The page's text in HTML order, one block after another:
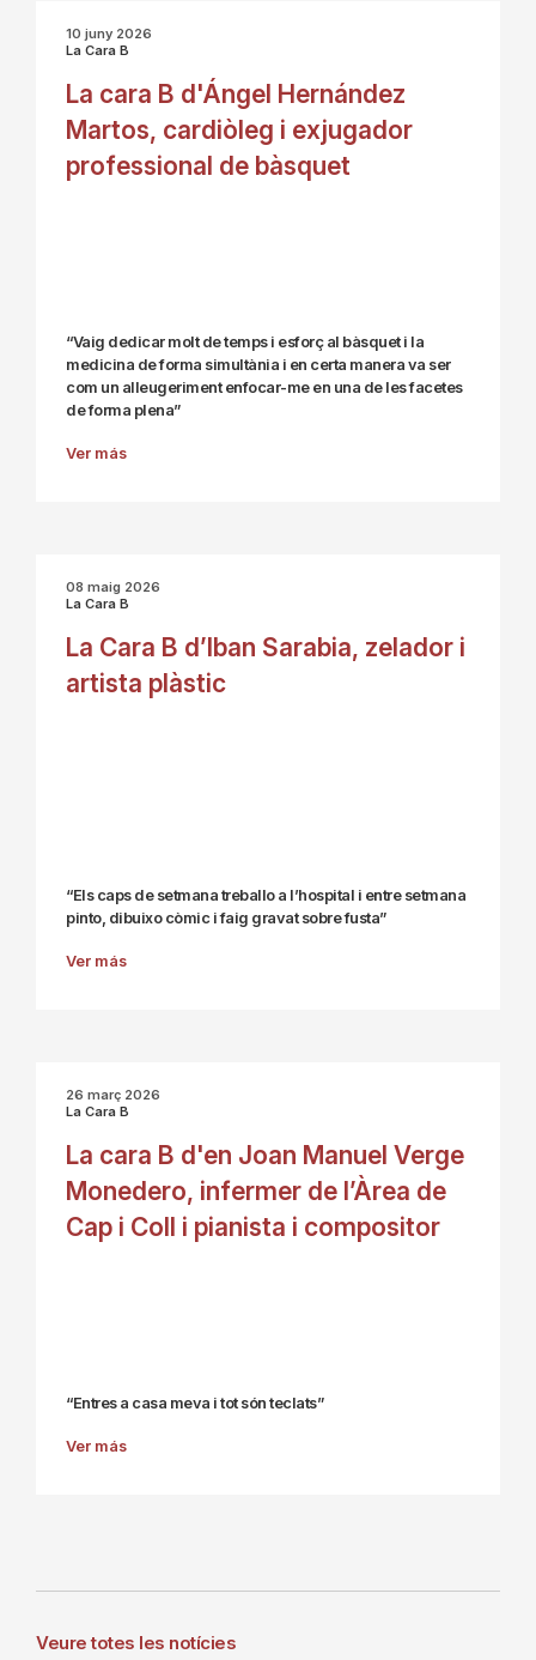
10 juny 2026
La Cara B
La cara B d'Ángel Hernández
Martos, cardiòleg i exjugador
professional de bàsquet
“Vaig dedicar molt de temps i esforç al bàsquet i la
medicina de forma simultània i en certa manera va ser
com un alleugeriment enfocar-me en una de les facetes
de forma plena”
Ver más
08 maig 2026
La Cara B
La Cara B d’Iban Sarabia, zelador i
artista plàstic
“Els caps de setmana treballo a l’hospital i entre setmana
pinto, dibuixo còmic i faig gravat sobre fusta”
Ver más
26 març 2026
La Cara B
La cara B d'en Joan Manuel Verge
Monedero, infermer de l’Àrea de
Cap i Coll i pianista i compositor
“Entres a casa meva i tot són teclats”
Ver más
Veure totes les notícies